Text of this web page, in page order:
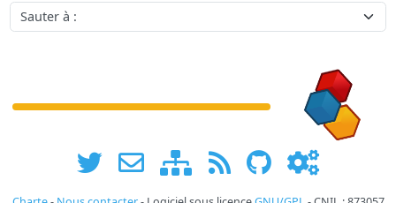
Sauter à :